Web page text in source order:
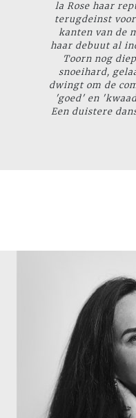
la Rose haar
terugdeinst
kanten van de
haar debuut al
Toorn nog
snoeihard,
dwingt om de
'goed' en
Een duistere